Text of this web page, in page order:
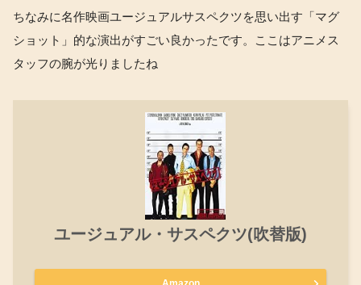
ちなみに名作映画ユージュアルサスペクツを思い出す「マグ
ショット」的な演出がすごい良かったです。ここはアニメス
タッフの腕が光りましたね
ユージュアル・サスペクツ(吹替版)
Amazon